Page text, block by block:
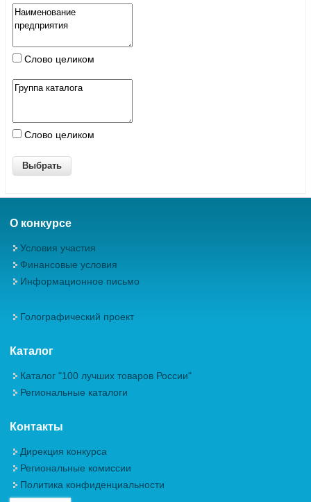
Слово целиком
Слово целиком
О конкурсе
Условия участия
Финансовые условия
Информационное письмо
Голографический проект
Каталог
Каталог "100 лучших товаров России"
Региональные каталоги
Контакты
Дирекция конкурса
Региональные комиссии
Политика конфиденциальности